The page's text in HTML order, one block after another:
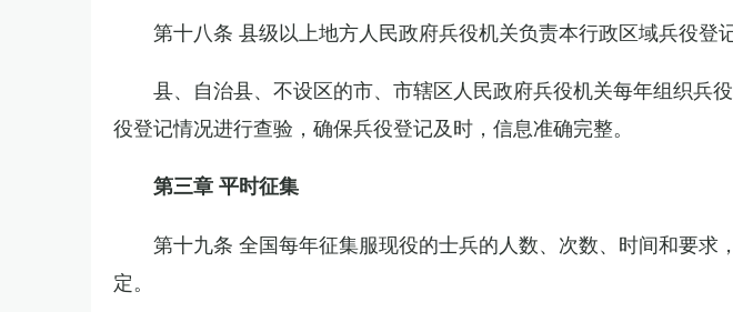
第十八条 县级以上地方人民政府兵役机关负责本行政区域兵役登记
县、自治县、不设区的市、市辖区人民政府兵役机关每年组织兵
役登记情况进行查验，确保兵役登记及时，信息准确完整。
第三章 平时征集
第十九条 全国每年征集服现役的士兵的人数、次数、时间和要求
定。